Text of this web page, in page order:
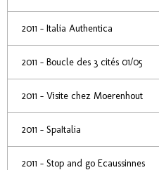
2011 - Italia Authentica
2011 - Boucle des 3 cités 01/05
2011 - Visite chez Moerenhout
2011 - SpaItalia
2011 - Stop and go Ecaussinnes